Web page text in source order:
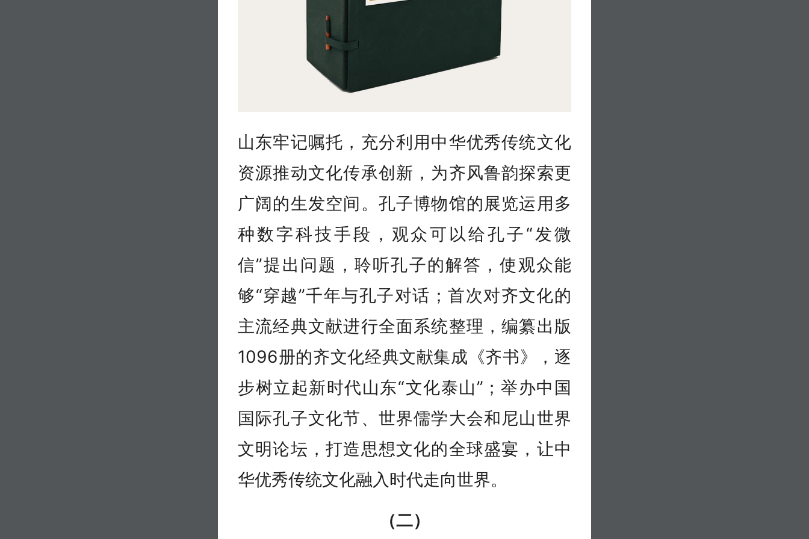
山东牢记嘱托，充分利用中华优秀传统文化
资源推动文化传承创新，为齐风鲁韵探索更
广阔的生发空间。孔子博物馆的展览运用多
种数字科技手段，观众可以给孔子“发微
信”提出问题，聆听孔子的解答，使观众能
够“穿越”千年与孔子对话；首次对齐文化的
主流经典文献进行全面系统整理，编纂出版
1096册的齐文化经典文献集成《齐书》，逐
步树立起新时代山东“文化泰山”；举办中国
国际孔子文化节、世界儒学大会和尼山世界
文明论坛，打造思想文化的全球盛宴，让中
华优秀传统文化融入时代走向世界。
（二）